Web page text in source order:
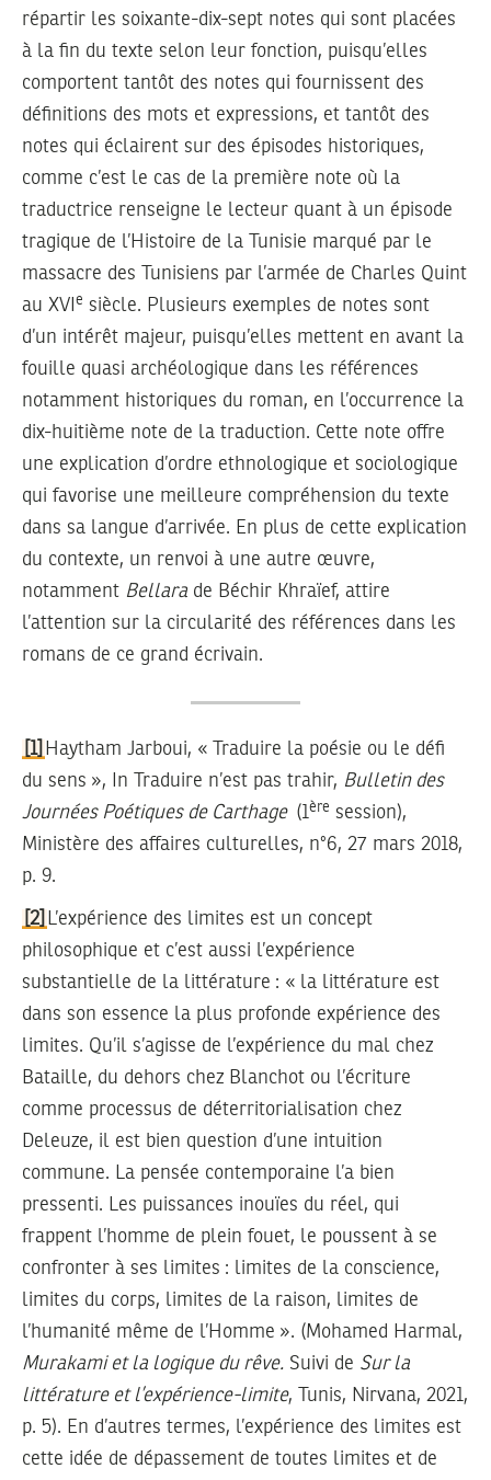
répartir les soixante-dix-sept notes qui sont placées
à la fin du texte selon leur fonction, puisqu’elles
comportent tantôt des notes qui fournissent des
définitions des mots et expressions, et tantôt des
notes qui éclairent sur des épisodes historiques,
comme c’est le cas de la première note où la
traductrice renseigne le lecteur quant à un épisode
tragique de l’Histoire de la Tunisie marqué par le
massacre des Tunisiens par l’armée de Charles Quint
au XVI e siècle. Plusieurs exemples de notes sont
d’un intérêt majeur, puisqu’elles mettent en avant la
fouille quasi archéologique dans les références
notamment historiques du roman, en l’occurrence la
dix-huitième note de la traduction. Cette note offre
une explication d’ordre ethnologique et sociologique
qui favorise une meilleure compréhension du texte
dans sa langue d’arrivée. En plus de cette explication
du contexte, un renvoi à une autre œuvre,
notamment Bellara de Béchir Khraïef, attire
l’attention sur la circularité des références dans les
romans de ce grand écrivain.
[1] Haytham Jarboui, « Traduire la poésie ou le défi
du sens », In Traduire n’est pas trahir, Bulletin des
Journées Poétiques de Carthage (1ère session),
Ministère des affaires culturelles, n°6, 27 mars 2018,
p. 9.
[2] L’expérience des limites est un concept
philosophique et c’est aussi l’expérience
substantielle de la littérature : « la littérature est
dans son essence la plus profonde expérience des
limites. Qu’il s’agisse de l’expérience du mal chez
Bataille, du dehors chez Blanchot ou l’écriture
comme processus de déterritorialisation chez
Deleuze, il est bien question d’une intuition
commune. La pensée contemporaine l’a bien
pressenti. Les puissances inouïes du réel, qui
frappent l’homme de plein fouet, le poussent à se
confronter à ses limites : limites de la conscience,
limites du corps, limites de la raison, limites de
l’humanité même de l’Homme ». (Mohamed Harmal,
Murakami et la logique du rêve. Suivi de Sur la
littérature et l’expérience-limite, Tunis, Nirvana, 2021,
p. 5). En d’autres termes, l’expérience des limites est
cette idée de dépassement de toutes limites et de